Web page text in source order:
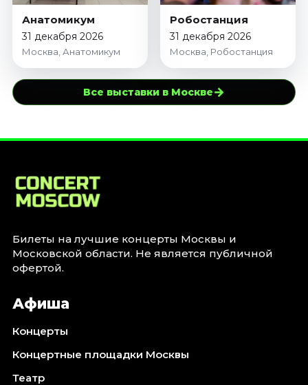
Анатомикум
31 декабря 2026
Москва, Анатомикум
Робостанция
31 декабря 2026
Москва, Робостанция
Все выставки в Москве→
Билеты на лучшие концерты Москвы и
Московской области. Не является публичной
офертой.
Афиша
Концерты
Концертные площадки Москвы
Театр